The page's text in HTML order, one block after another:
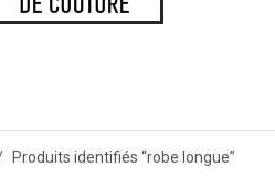
Produits identifiés “robe longue”